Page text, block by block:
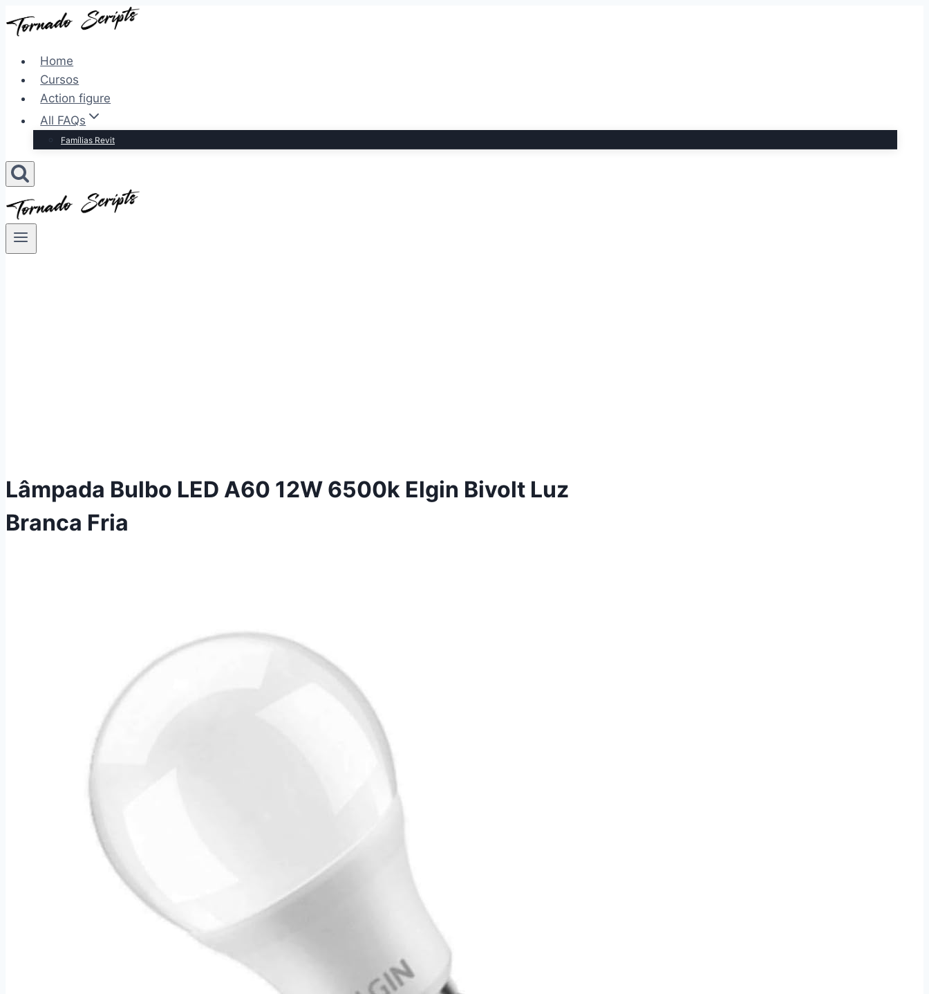
Pular
para
Conteúdo
Home
Cursos
Action figure
All FAQs
Famílias Revit
Lâmpada Bulbo LED A60 12W 6500k Elgin Bivolt Luz
Branca Fria